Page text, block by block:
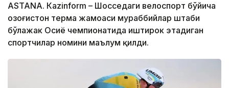
ASTANA. Кazinform – Шосседаги велоспорт бўйича
Қозоғистон терма жамоаси мураббийлар штаби
бўлажак Осиё чемпионатида иштирок этадиган
спортчилар номини маълум қилди.